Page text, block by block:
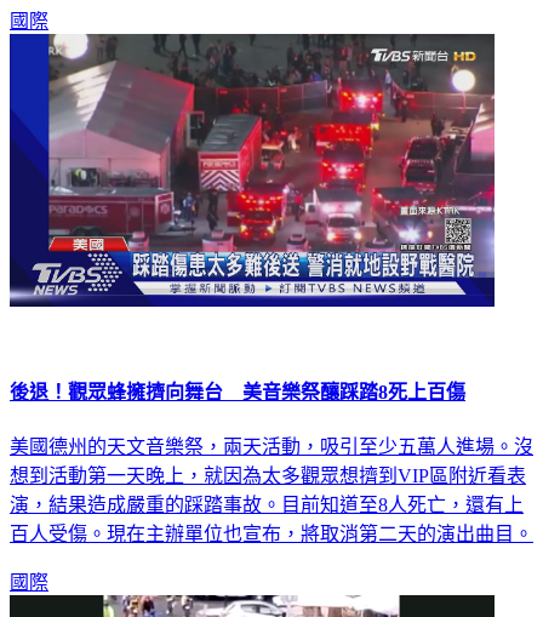
國際
後退！觀眾蜂擁擠向舞台 美音樂祭釀踩踏8死上百傷
美國德州的天文音樂祭，兩天活動，吸引至少五萬人進場。沒
想到活動第一天晚上，就因為太多觀眾想擠到VIP區附近看表
演，結果造成嚴重的踩踏事故。目前知道至8人死亡，還有上
百人受傷。現在主辦單位也宣布，將取消第二天的演出曲目。
國際